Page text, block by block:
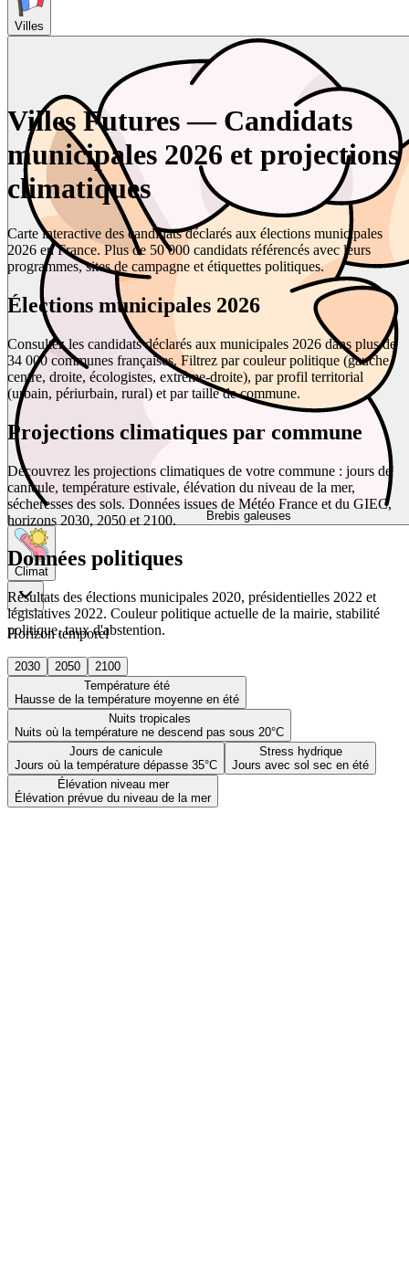
Villes
Brebis galeuses
Climat
Horizon temporel
2030 2050
2100
Température été
Hausse de la température moyenne en été
Nuits tropicales
Nuits où la température ne descend pas sous 20°C
Jours de canicule
Jours où la température dépasse 35°C
Stress hydrique
Jours avec sol sec en été
Élévation niveau mer
Élévation prévue du niveau de la mer
Villes Futures — Candidats
municipales 2026 et projections
climatiques
Carte interactive des candidats déclarés aux élections municipales
2026 en France. Plus de 50 000 candidats référencés avec leurs
programmes, sites de campagne et étiquettes politiques.
Élections municipales 2026
Consultez les candidats déclarés aux municipales 2026 dans plus de
34 000 communes françaises. Filtrez par couleur politique (gauche,
centre, droite, écologistes, extrême-droite), par profil territorial
(urbain, périurbain, rural) et par taille de commune.
Projections climatiques par commune
Découvrez les projections climatiques de votre commune : jours de
canicule, température estivale, élévation du niveau de la mer,
sécheresses des sols. Données issues de Météo France et du GIEC,
horizons 2030, 2050 et 2100.
Données politiques
Résultats des élections municipales 2020, présidentielles 2022 et
législatives 2022. Couleur politique actuelle de la mairie, stabilité
politique, taux d'abstention.